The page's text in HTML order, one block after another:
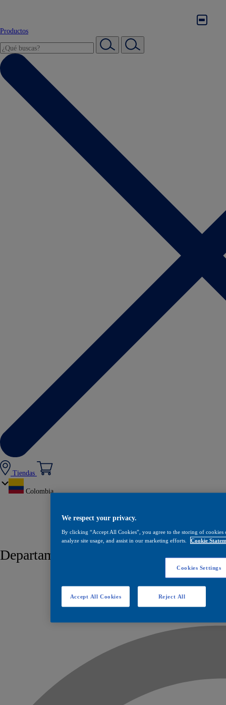
Productos
Tiendas
Colombia
Departamento / Ciudad: Marinilla
We respect your privacy.
By clicking “Accept All Cookies”, you agree to the storing of
analyze site usage, and assist in our marketing efforts.
Cookie
Cookies Settings
Reject All
Accept All Cookies